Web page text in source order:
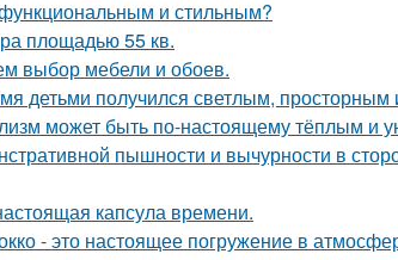
и стильным?
площадью 55 кв.
выбор мебели и обоев.
детьми получился светлым,
может быть по-настоящему тёплым и
пышности и вычурности в
капсула времени.
- это настоящее погружение в